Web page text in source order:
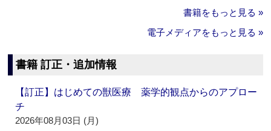
書籍をもっと見る »
電子メディアをもっと見る »
書籍 訂正・追加情報
【訂正】はじめての獣医療 薬学的観点からのアプロー
チ
2026年08月03日 (月)